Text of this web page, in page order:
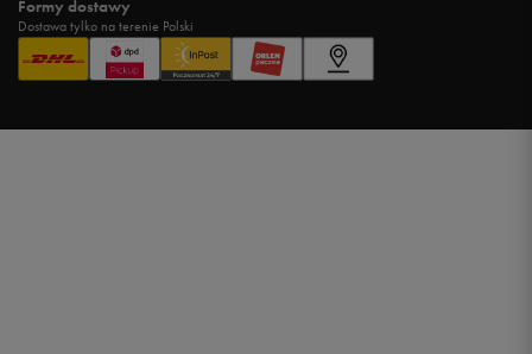
Formy dostawy
Dostawa tylko na terenie Polski